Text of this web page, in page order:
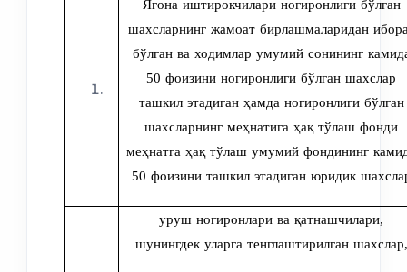
Ягона иштирокчилари ногиронлиги бўлган
шахсларнинг жамоат бирлашмаларидан
бўлган ва ходимлар умумий сонининг
50 фоизини ногиронлиги бўлган шахслар
ташкил этадиган ҳамда ногиронлиги бўлган
шахсларнинг меҳнатига ҳақ тўлаш фонди
меҳнатга ҳақ тўлаш умумий фондининг
50 фоизини ташкил этадиган юридик
уруш ногиронлари ва қатнашчилари,
шунингдек уларга тенглаштирилган шахслар,